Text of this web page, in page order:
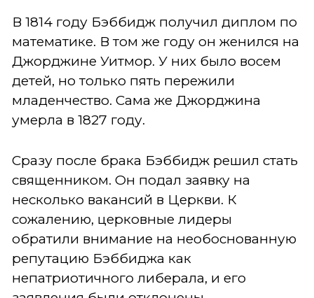
В 1814 году Бэббидж получил диплом по
математике. В том же году он женился на
Джорджине Уитмор. У них было восем
детей, но только пять пережили
младенчество. Сама же Джорджина
умерла в 1827 году.
Сразу после брака Бэббидж решил стать
священником. Он подал заявку на
несколько вакансий в Церкви. К
сожалению, церковные лидеры
обратили внимание на необоснованную
репутацию Бэббиджа как
непатриотичного либерала, и его